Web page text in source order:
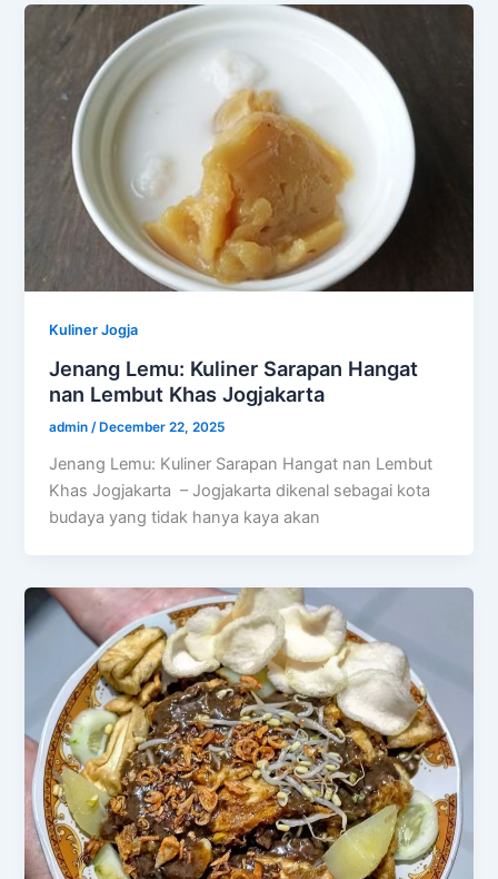
Kuliner Jogja
Jenang Lemu: Kuliner Sarapan Hangat
nan Lembut Khas Jogjakarta
admin/ December 22, 2025
Jenang Lemu: Kuliner Sarapan Hangat nan Lembut
Khas Jogjakarta – Jogjakarta dikenal sebagai kota
budaya yang tidak hanya kaya akan